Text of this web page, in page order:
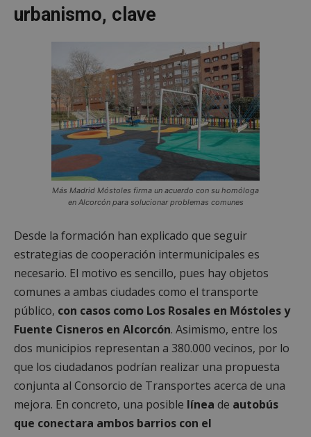
urbanismo, clave
Más Madrid Móstoles firma un acuerdo con su homóloga
en Alcorcón para solucionar problemas comunes
Desde la formación han explicado que seguir
estrategias de cooperación intermunicipales es
necesario. El motivo es sencillo, pues hay objetos
comunes a ambas ciudades como el transporte
público, con casos como Los Rosales en Móstoles y
Fuente Cisneros en Alcorcón. Asimismo, entre los
dos municipios representan a 380.000 vecinos, por lo
que los ciudadanos podrían realizar una propuesta
conjunta al Consorcio de Transportes acerca de una
mejora. En concreto, una posible línea de autobús
que conectara ambos barrios con el